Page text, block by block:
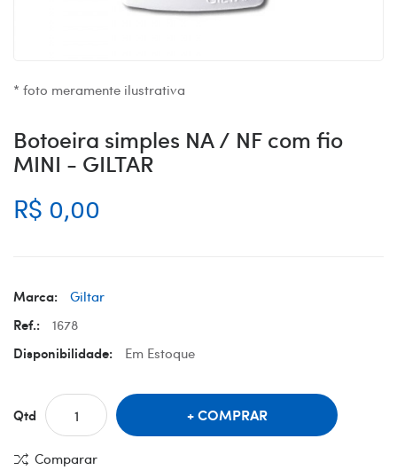
* foto meramente ilustrativa
Botoeira simples NA / NF com fio
MINI - GILTAR
R$ 0,00
Marca:
Giltar
Ref.:
1678
Disponibilidade:
Em Estoque
Qtd COMPRAR
Comparar